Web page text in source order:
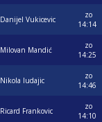
Danijel Vukicevic
zo
14:14
Milovan Mandić
zo
14:25
Nikola ludajic
zo
14:46
Ricard Frankovic
zo
14:10